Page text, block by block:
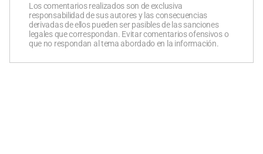
Los comentarios realizados son de exclusiva
responsabilidad de sus autores y las consecuencias
derivadas de ellos pueden ser pasibles de las sanciones
legales que correspondan. Evitar comentarios ofensivos o
que no respondan al tema abordado en la información.